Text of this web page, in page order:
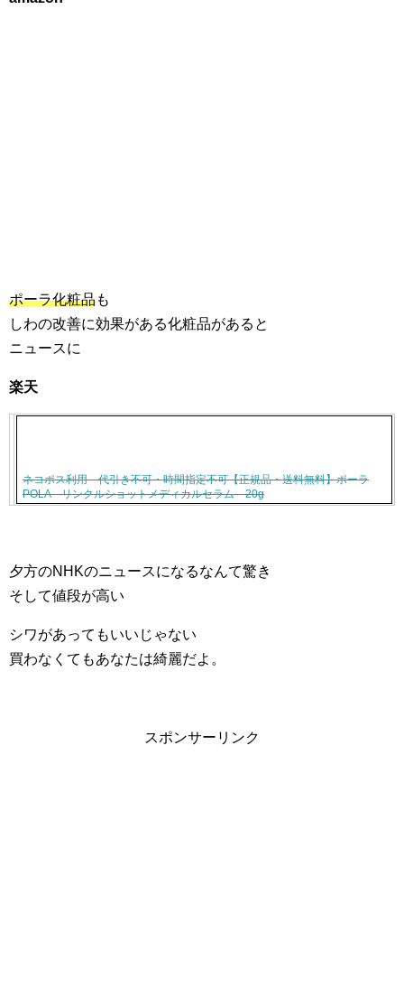
ポーラ化粧品も
しわの改善に効果がある化粧品があると
ニュースに
楽天
ネコポス利用 代引き不可・時間指定不可【正規品・送料無料】ポーラ
POLA リンクルショットメディカルセラム 20g
夕方のNHKのニュースになるなんて驚き
そして値段が高い
シワがあってもいいじゃない
買わなくてもあなたは綺麗だよ。
スポンサーリンク